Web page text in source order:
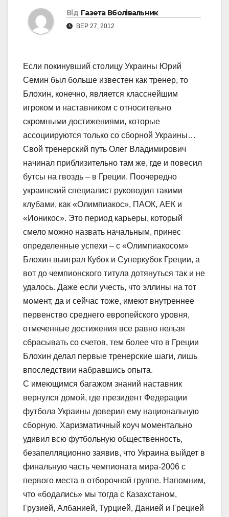
Від Газета Вболівальник
ВЕР 27, 2012
Если покинувший столицу Украины Юрий
Семин был больше известен как тренер, то
Блохин, конечно, является класснейшим
игроком и наставником с относительно
скромными достижениями, которые
ассоциируются только со сборной Украины…
Свой тренерский путь Олег Владимирович
начинал приблизительно там же, где и повесил
бутсы на гвоздь – в Греции. Поочередно
украинский специалист руководил такими
клубами, как «Олимпиакос», ПАОК, АЕК и
«Ионикос». Это период карьеры, который
смело можно назвать начальным, принес
определенные успехи – с «Олимпиакосом»
Блохин выиграл Кубок и Суперкубок Греции, а
вот до чемпионского титула дотянуться так и не
удалось. Даже если учесть, что эллины на тот
момент, да и сейчас тоже, имеют внутреннее
первенство среднего европейского уровня,
отмеченные достижения все равно нельзя
сбрасывать со счетов, тем более что в Греции
Блохин делал первые тренерские шаги, лишь
впоследствии набравшись опыта.
С имеющимся багажом знаний наставник
вернулся домой, где президент Федерации
футбола Украины доверил ему национальную
сборную. Харизматичный коуч моментально
удивил всю футбольную общественность,
безапелляционно заявив, что Украина выйдет в
финальную часть чемпионата мира-2006 с
первого места в отборочной группе. Напомним,
что «бодались» мы тогда с Казахстаном,
Грузией, Албанией, Турцией, Данией и Грецией